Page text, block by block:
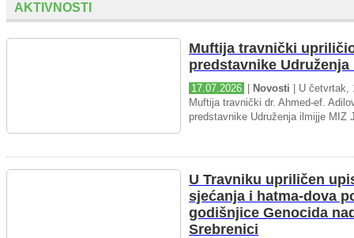
AKTIVNOSTI
Muftija travnički
predstavnike
17.07.2026 Novosti | U četvrtak,
Muftija travnički dr. Ahmed-ef.
predstavnike Udruženja ilmijje MIZ
U Travniku upriličen
sjećanja i hatma-dova
godišnjice Genocida
Srebrenici